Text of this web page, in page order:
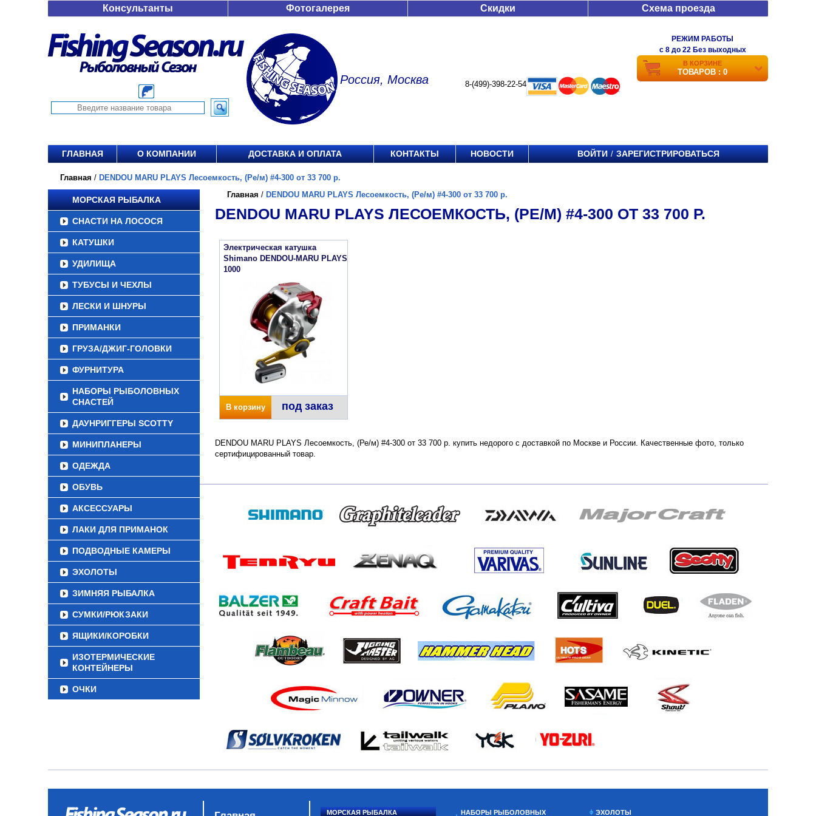
Консультанты Фотогалерея Скидки Схема проезда
Россия, Москва 8-(499)-398-22-54
РЕЖИМ РАБОТЫ
c 8 до 22 Без выходных
В КОРЗИНЕ
ТОВАРОВ : 0
ГЛАВНАЯ О КОМПАНИИ ДОСТАВКА И ОПЛАТА КОНТАКТЫ НОВОСТИ ВОЙТИ / ЗАРЕГИСТРИРОВАТЬСЯ
Главная / DENDOU MARU PLAYS Лесоемкость, (Ре/м) #4-300 от 33 700 р.
МОРСКАЯ РЫБАЛКА
СНАСТИ НА ЛОСОСЯ
КАТУШКИ
УДИЛИЩА
ТУБУСЫ И ЧЕХЛЫ
ЛЕСКИ И ШНУРЫ
ПРИМАНКИ
ГРУЗА/ДЖИГ-ГОЛОВКИ
ФУРНИТУРА
НАБОРЫ РЫБОЛОВНЫХ
СНАСТЕЙ
ДАУНРИГГЕРЫ SCOTTY
МИНИПЛАНЕРЫ
ОДЕЖДА
ОБУВЬ
АКСЕССУАРЫ
ЛАКИ ДЛЯ ПРИМАНОК
ПОДВОДНЫЕ КАМЕРЫ
ЭХОЛОТЫ
ЗИМНЯЯ РЫБАЛКА
СУМКИ/РЮКЗАКИ
ЯЩИКИ/КОРОБКИ
ИЗОТЕРМИЧЕСКИЕ
КОНТЕЙНЕРЫ
ОЧКИ
Главная / DENDOU MARU PLAYS Лесоемкость, (Ре/м) #4-300 от 33 700 р.
DENDOU MARU PLAYS ЛЕСОЕМКОСТЬ, (РЕ/М) #4-300 ОТ 33 700 Р.
Электрическая катушка
Shimano DENDOU-MARU PLAYS
1000
В корзину под заказ
DENDOU MARU PLAYS Лесоемкость, (Ре/м) #4-300 от 33 700 р. купить недорого с доставкой по Москве и России. Качественные фото, только
сертифицированный товар.
МОРСКАЯ РЫБАЛКА НАБОРЫ РЫБОЛОВНЫХ ЭХОЛОТЫ